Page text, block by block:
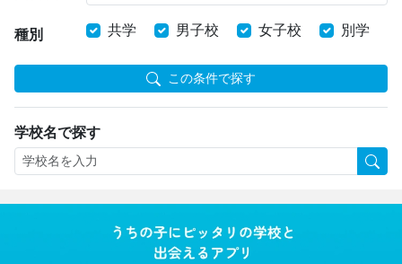
種別 共学 男子校 女子校 別学
この条件で探す
学校名で探す